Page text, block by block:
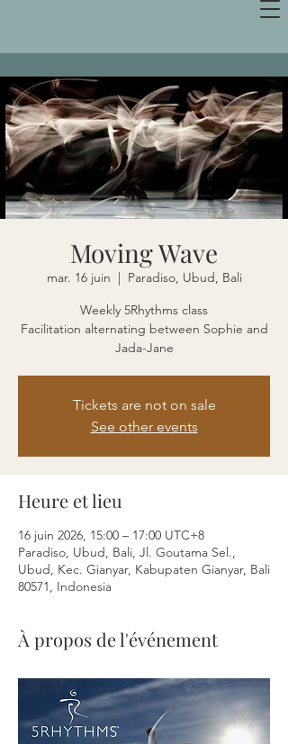
Moving Wave
mar. 16 juin
  |
Paradiso, Ubud, Bali
Weekly 5Rhythms class
Facilitation alternating between Sophie and
Jada-Jane
Tickets are not on sale
See other events
Heure et lieu
16 juin 2026, 15:00 – 17:00 UTC+8
Paradiso, Ubud, Bali, Jl. Goutama Sel.,
Ubud, Kec. Gianyar, Kabupaten Gianyar, Bali
80571, Indonesia
À propos de l'événement